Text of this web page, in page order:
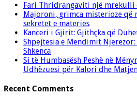
Fari Thridrangaviti një mrekulli
Majoroni, grimca misterioze që
sekretet e materies
Kanceri i Gjirit: Gjithçka që
Shpejtësia e Mendimit Njerëzor:
Shkenca
Si të Humbasësh Peshë në
Udhëzuesi për Kalori dhe
Recent Comments